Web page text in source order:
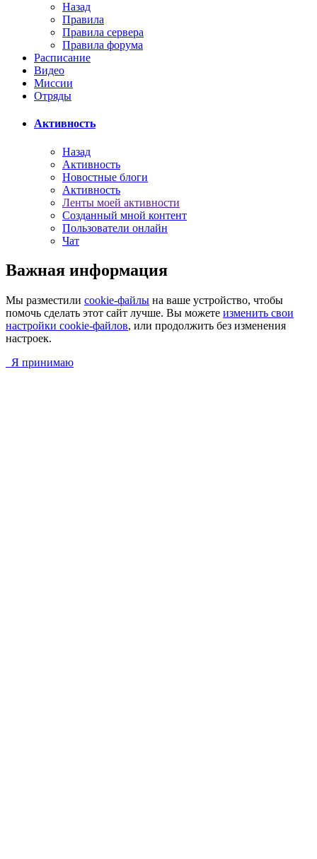
Назад
Правила
Правила сервера
Правила форума
Расписание
Видео
Миссии
Отряды
Активность
Назад
Активность
Новостные блоги
Активность
Ленты моей активности
Созданный мной контент
Пользователи онлайн
Чат
Важная информация
Мы разместили cookie-файлы на ваше устройство, чтобы
помочь сделать этот сайт лучше. Вы можете изменить свои
настройки cookie-файлов, или продолжить без изменения
настроек.
Я принимаю